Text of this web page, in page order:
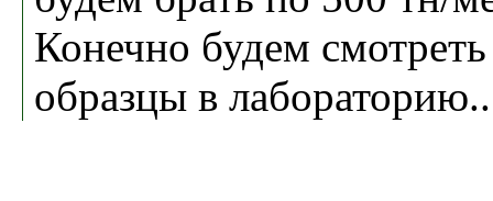
Конечно будем
образцы в